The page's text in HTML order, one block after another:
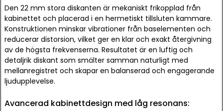
Den 22 mm stora diskanten är mekaniskt frikopplad från
kabinettet och placerad i en hermetiskt tillsluten kammare.
Konstruktionen minskar vibrationer från baselementen och
reducerar distorsion, vilket ger en klar och exakt återgivning
av de högsta frekvenserna. Resultatet är en luftig och
detaljrik diskant som smälter samman naturligt med
mellanregistret och skapar en balanserad och engagerande
ljudupplevelse.
Avancerad kabinettdesign med låg resonans: